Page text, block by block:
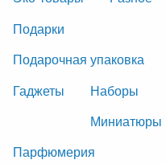
Подарки
Подарочная упаковка
Гаджеты
Наборы
Миниатюры
Парфюмерия